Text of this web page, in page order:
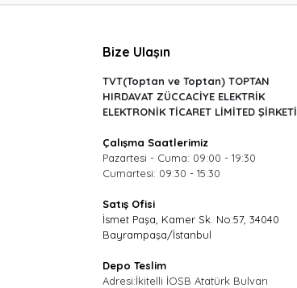
Bize Ulaşın
TVT(Toptan ve Toptan) TOPTAN
HIRDAVAT ZÜCCACİYE ELEKTRİK
ELEKTRONİK TİCARET LİMİTED ŞİRKETİ
Çalışma Saatlerimiz
Pazartesi - Cuma: 09:00 - 19:30
Cumartesi: 09:30 - 15:30
Satış Ofisi
İsmet Paşa, Kamer Sk. No:57, 34040
Bayrampaşa/İstanbul
Depo Teslim
Adresi:İkitelli İOSB Atatürk Bulvarı